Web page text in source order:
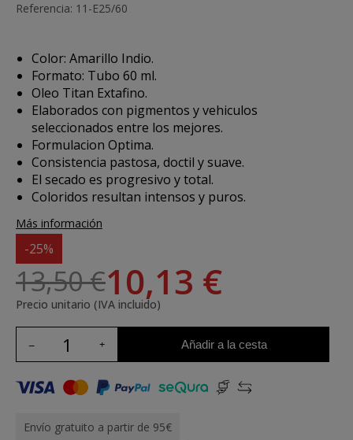
Referencia: 11-E25/60
Color: Amarillo Indio.
Formato: Tubo 60 ml.
Oleo Titan Extafino.
Elaborados con pigmentos y vehiculos
seleccionados entre los mejores.
Formulacion Optima.
Consistencia pastosa, doctil y suave.
El secado es progresivo y total.
Coloridos resultan intensos y puros.
Más información
-25%
13,50 €10,13 €
Precio unitario (IVA incluido)
Añadir a la cesta
Envío gratuito a partir de 95€